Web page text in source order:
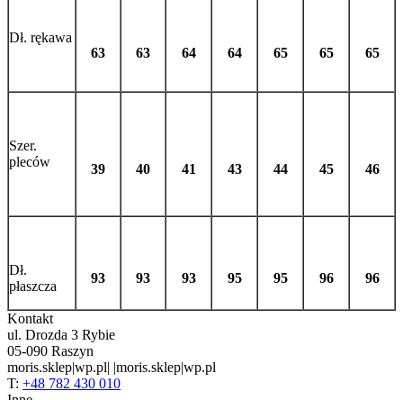
Dł. rękawa
63
63 64 64 65 65 65
Szer.
pleców
39 40 41 43 44 45 46
Dł.
płaszcza
93 93 93 95 95 96 96
Kontakt
ul. Drozda 3 Rybie
05-090 Raszyn
moris.sklep|wp.pl| |moris.sklep|wp.pl
T: +48 782 430 010